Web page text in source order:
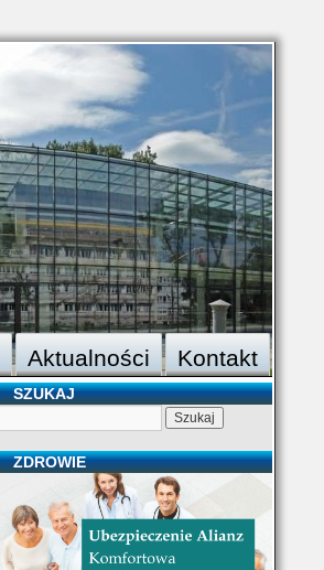
Aktualności Kontakt
SZUKAJ
ZDROWIE